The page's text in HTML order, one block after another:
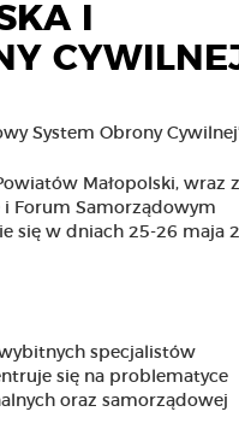
I
Małopolski, wraz
i Forum Samorządowym
się w dniach 25-26 maja
specjalistów
się na problematyce
oraz samorządowej